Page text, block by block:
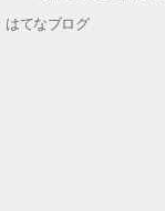
はてなブログ